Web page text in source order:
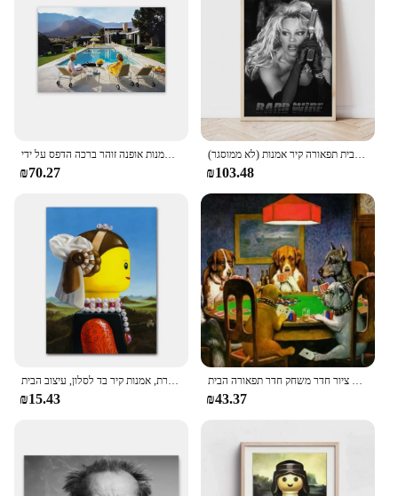
₪70.27 ₪103.48
₪15.43 ₪43.37